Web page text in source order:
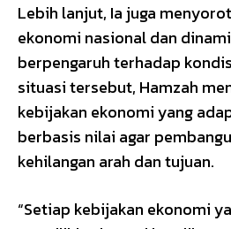
Lebih lanjut, Ia juga
ekonomi nasional dan
berpengaruh terhadap
situasi tersebut, Hamzah
kebijakan ekonomi yang
berbasis nilai agar
kehilangan arah dan tujuan.
“Setiap kebijakan ekonomi